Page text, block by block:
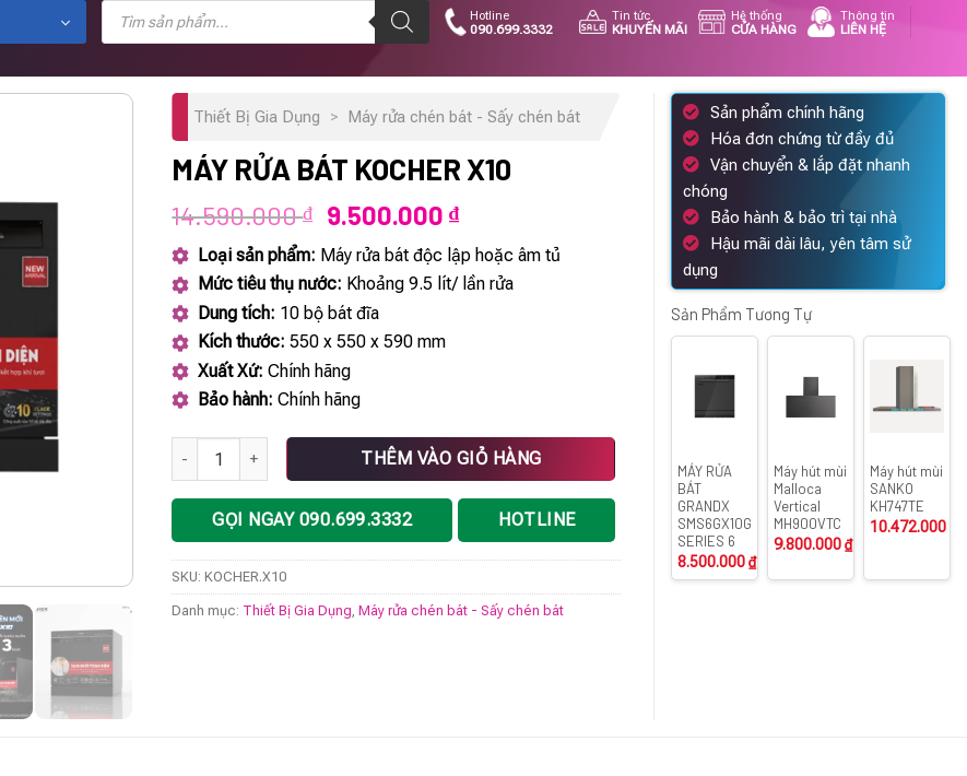
Tìm
kiếm
phẩm
Hotline
090.699.3332
Tin tức
KHUYẾN MÃI
Hệ thống
CỬA HÀNG
Thông tin
LIÊN HỆ
Thiết Bị Gia Dụng > Máy rửa chén bát - Sấy chén bát
MÁY RỬA BÁT KOCHER X10
14.590.000₫
Giá
gốc
là:
14.590.000 ₫.
9.500.000 ₫Giá
hiện
tại
là:
Loại sản phẩm: Máy rửa bát độc lập hoặc âm tủ
Mức tiêu thụ nước: Khoảng 9.5 lít/ lần rửa
Dung tích: 10 bộ bát đĩa
Kích thước: 550 x 550 x 590 mm
Xuất Xứ: Chính hãng
Bảo hành: Chính hãng
Máy rửa bát KOCHER X10 số lượngTHÊM VÀO GIỎ HÀNG
GỌI NGAY 090.699.3332 HOTLINE
SKU:KOCHER.X10
Danh mục: Thiết Bị Gia Dụng,Máy rửa chén bát - Sấy chén bát
Sản phẩm chính hãng
Hóa đơn chứng từ đầy đủ
Vận chuyển & lắp đặt nhanh
chóng
Bảo hành & bảo trì tại nhà
Hậu mãi dài lâu, yên tâm sử
dụng
Sản Phẩm Tương Tự
MÁY RỬA
BÁT
GRANDX
SMS6GX10G
SERIES 6
8.500.000₫
Máy hút mùi
Malloca
Vertical
MH900VTC
9.800.000₫
Máy hút mùi
SANKO
KH747TE
10.472.000